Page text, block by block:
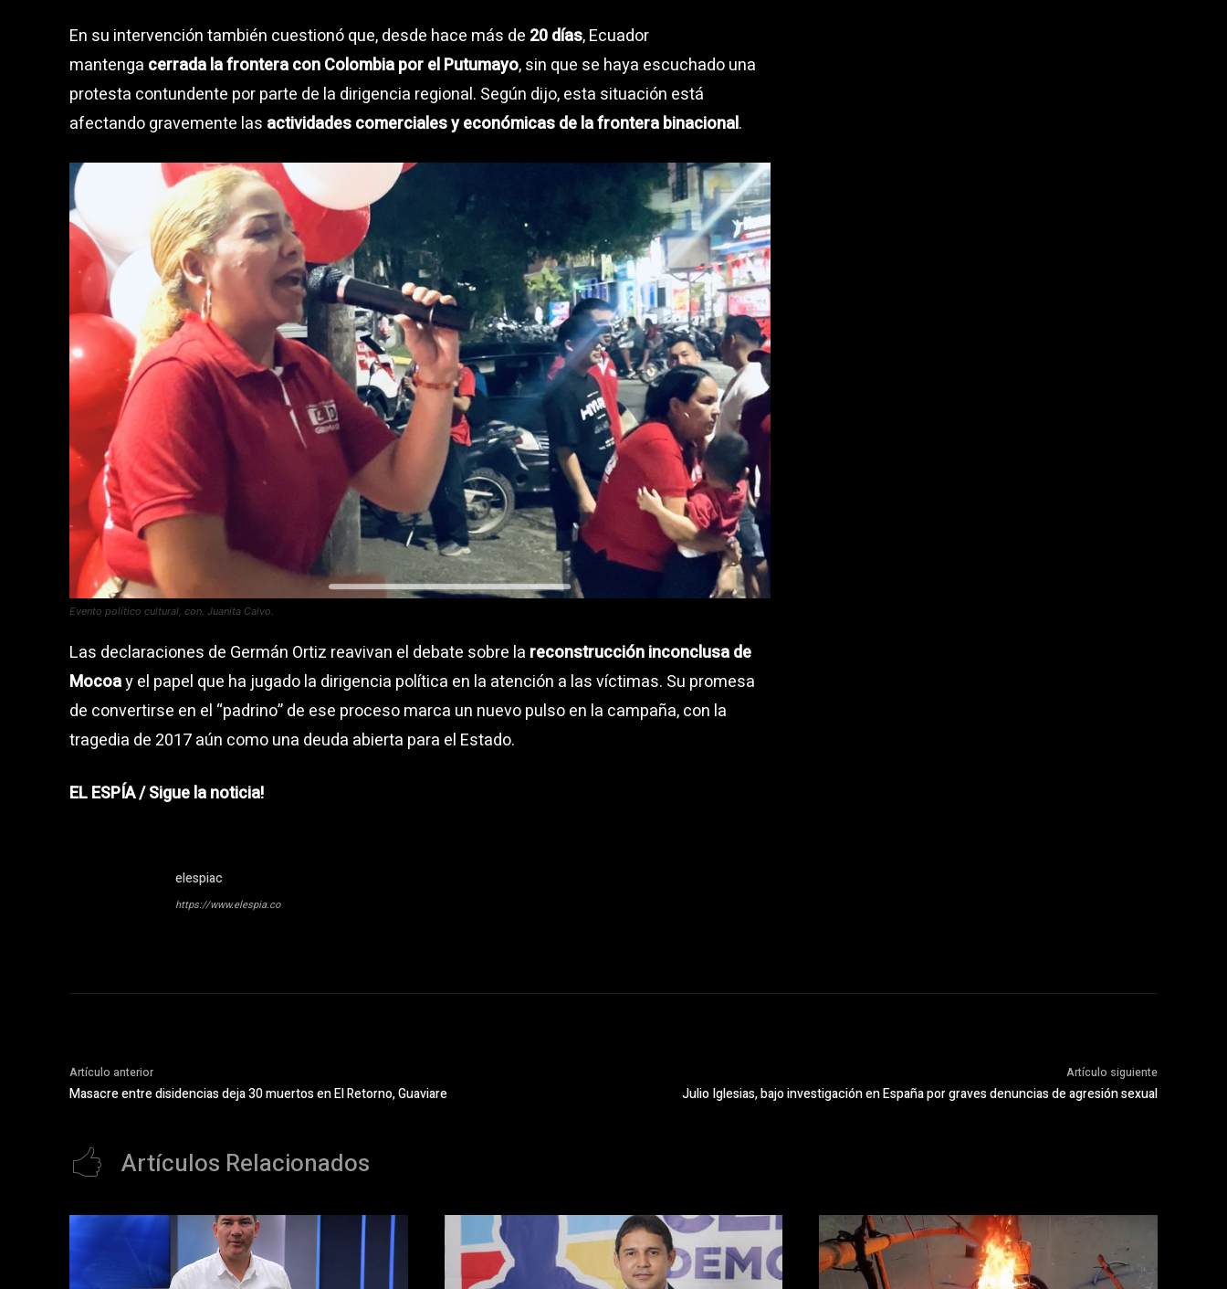
En su intervención también cuestionó que, desde hace más de 20 días, Ecuador
mantenga cerrada la frontera con Colombia por el Putumayo, sin que se haya escuchado una
protesta contundente por parte de la dirigencia regional. Según dijo, esta situación está
afectando gravemente las actividades comerciales y económicas de la frontera binacional.
Evento político cultural, con. Juanita Calvo.
Las declaraciones de Germán Ortiz reavivan el debate sobre la reconstrucción inconclusa de
Mocoay el papel que ha jugado la dirigencia política en la atención a las víctimas. Su promesa
de convertirse en el “padrino” de ese proceso marca un nuevo pulso en la campaña, con la
tragedia de 2017 aún como una deuda abierta para el Estado.
EL ESPÍA / Sigue la noticia!
elespiac
https://www.elespia.co
Artículo anterior
Masacre entre disidencias deja 30 muertos en El Retorno, Guaviare
Artículo siguiente
Julio Iglesias, bajo investigación en España por graves denuncias de agresión sexual
Artículos Relacionados